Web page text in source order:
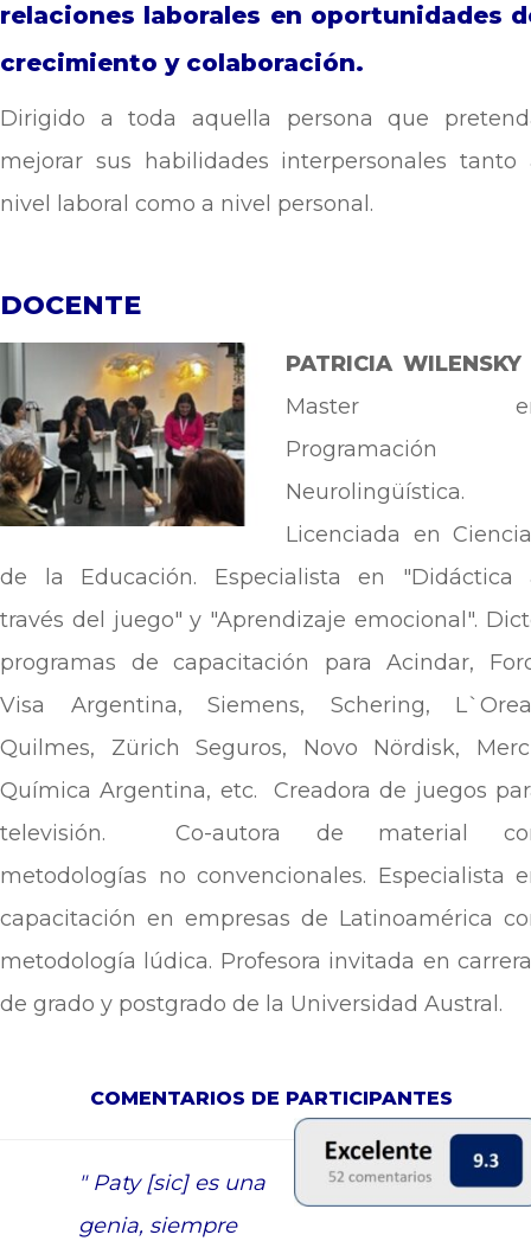
relaciones laborales en oportunidades
crecimiento y colaboración.
Dirigido a toda aquella persona que
mejorar sus habilidades interpersonales tanto
nivel laboral como a nivel personal.
DOCENTE
PATRICIA WILENSKY
Master
Programación
Neurolingüística.
Licenciada en
de la Educación. Especialista en "Didáctica
través del juego" y "Aprendizaje emocional".
programas de capacitación para Acindar,
Visa Argentina, Siemens, Schering,
Quilmes, Zürich Seguros, Novo Nördisk,
Química Argentina, etc. Creadora de juegos
televisión. Co-autora de material
metodologías no convencionales. Especialista
capacitación en empresas de Latinoamérica
metodología lúdica. Profesora invitada en
de grado y postgrado de la Universidad Austral.
COMENTARIOS DE PARTICIPANTES
" Paty [sic] es una
genia, siempre